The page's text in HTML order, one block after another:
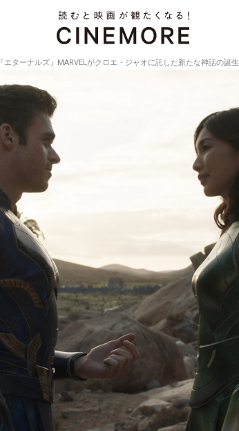
『エターナルズ』MARVELがクロエ・ジャオに託した新たな神話の誕生